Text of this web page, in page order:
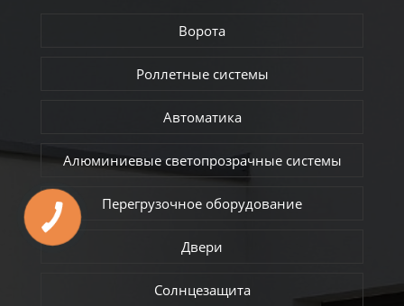
Ворота
Роллетные системы
Автоматика
Алюминиевые светопрозрачные системы
Перегрузочное оборудование
Двери
Солнцезащита